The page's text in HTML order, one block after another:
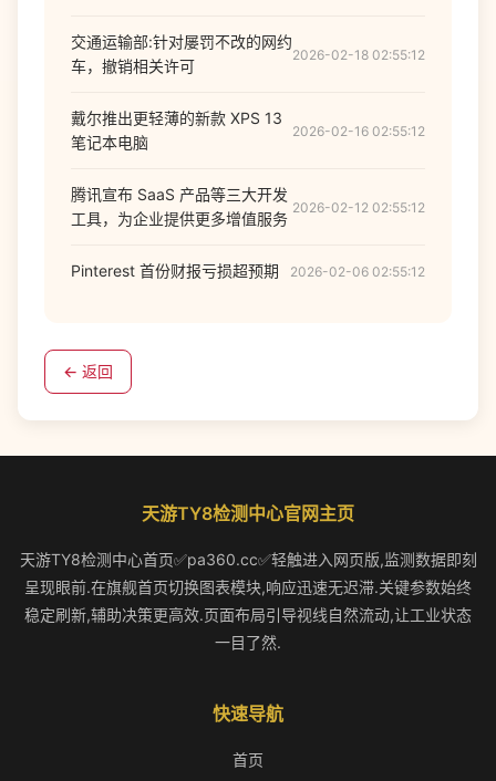
交通运输部:针对屡罚不改的网约
车，撤销相关许可
2026-02-18 02:55:12
戴尔推出更轻薄的新款 XPS 13
笔记本电脑
2026-02-16 02:55:12
腾讯宣布 SaaS 产品等三大开发
工具，为企业提供更多增值服务
2026-02-12 02:55:12
Pinterest 首份财报亏损超预期 2026-02-06 02:55:12
← 返回
天游TY8检测中心官网主页
天游TY8检测中心首页✅pa360.cc✅轻触进入网页版,监测数据即刻
呈现眼前.在旗舰首页切换图表模块,响应迅速无迟滞.关键参数始终
稳定刷新,辅助决策更高效.页面布局引导视线自然流动,让工业状态
一目了然.
快速导航
首页